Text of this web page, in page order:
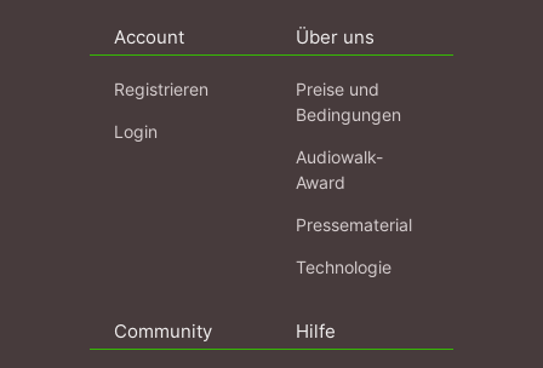
Account
Registrieren
Login
Über uns
Preise und
Bedingungen
Audiowalk-
Award
Pressematerial
Technologie
Community Hilfe